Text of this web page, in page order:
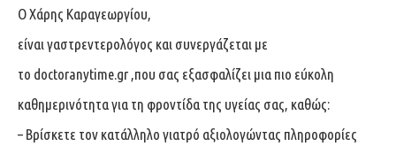
ΟΧάρης Καραγεωργίου,
είναιγαστρεντερολόγος και συνεργάζεται με
το doctoranytime.gr ,που σας εξασφαλίζει μια πιο εύκολη
καθημερινότητα για τη φροντίδα της υγείας σας, καθώς:
– Βρίσκετε τον κατάλληλο γιατρό αξιολογώντας πληροφορίες